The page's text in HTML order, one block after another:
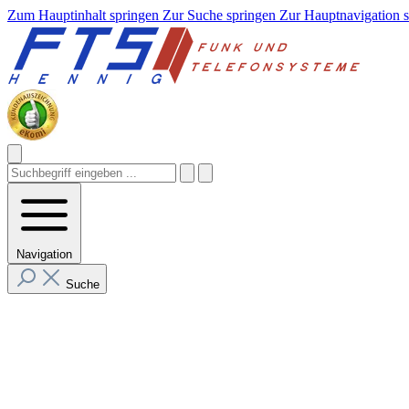
Zum Hauptinhalt springen Zur Suche springen Zur Hauptnavigation
Navigation
Suche